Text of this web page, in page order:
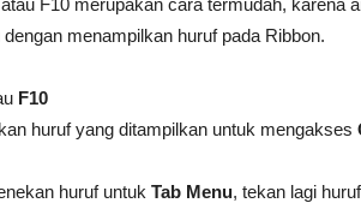
F10 merupakan cara termudah, karena
dengan menampilkan huruf pada Ribbon.
F10
huruf yang ditampilkan untuk mengakses
huruf untuk Tab Menu, tekan lagi